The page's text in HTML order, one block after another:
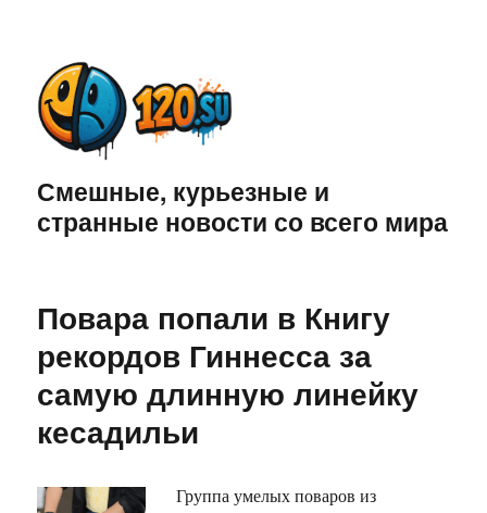
Смешные, курьезные и
странные новости со всего мира
Повара попали в Книгу
рекордов Гиннесса за
самую длинную линейку
кесадильи
Группа умелых поваров из